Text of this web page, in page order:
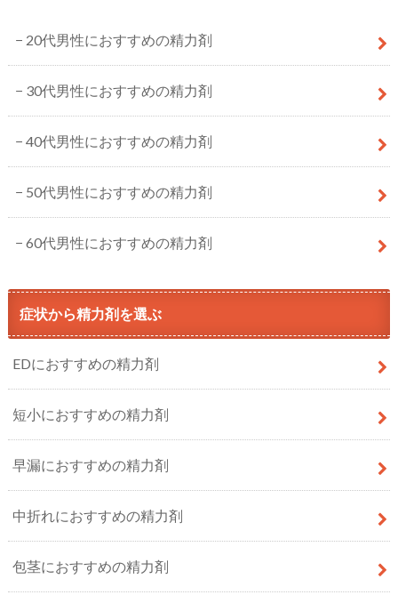
20代男性におすすめの精力剤
30代男性におすすめの精力剤
40代男性におすすめの精力剤
50代男性におすすめの精力剤
60代男性におすすめの精力剤
症状から精力剤を選ぶ
EDにおすすめの精力剤
短小におすすめの精力剤
早漏におすすめの精力剤
中折れにおすすめの精力剤
包茎におすすめの精力剤